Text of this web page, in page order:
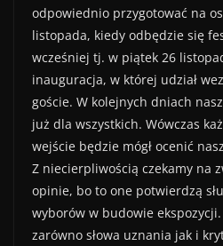
odpowiednio przygotować na
listopada, kiedy odbędzie się
wcześniej tj. w piątek 26
inauguracja, w której udział
goście. W kolejnych dniach
już dla wszystkich. Wówczas
wejście będzie mógł ocenić
Z niecierpliwością czekamy na
opinie, bo to one potwierdzą
wyborów w budowie
zarówno słowa uznania jak i